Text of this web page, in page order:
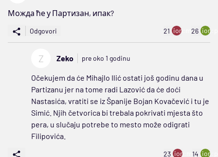
Можда ће у Партизан, ипак?
Odgovori 21 ion:minus
26
Z Zeko pre oko 1 godinu
Očekujem da će Mihajlo Ilić ostati još godinu dana u
Partizanu jer na tome radi Lazović da će doći
Nastasića, vratiti se iz Španije Bojan Kovačević i tu je
Simić. Njih četvorica bi trebala pokrivati mjesta što
pera, u slučaju potrebe to mesto može odigrati
Filipovića.
23 ion:minus
14